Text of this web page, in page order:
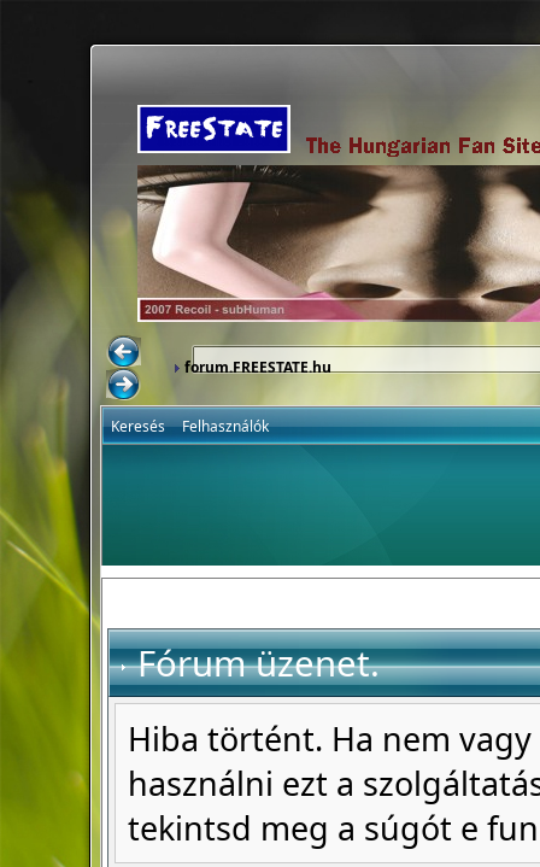
forum.FREESTATE.hu
Keresés Felhasználók
Fórum üzenet.
Hiba történt. Ha nem
használni ezt a
tekintsd meg a súgót e